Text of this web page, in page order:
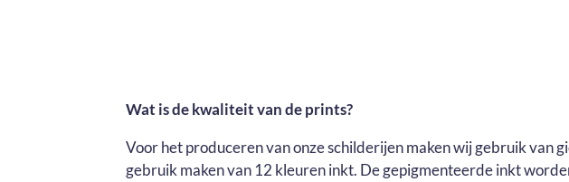
Wat is de kwaliteit van de prints?
Voor het produceren van onze schilderijen maken wij gebruik van
gebruik maken van 12 kleuren inkt. De gepigmenteerde inkt